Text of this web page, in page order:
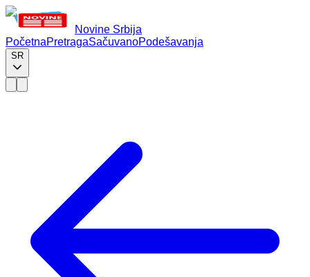
Novine Srbija
PočetnaPretragaSačuvanoPodešavanja
SR